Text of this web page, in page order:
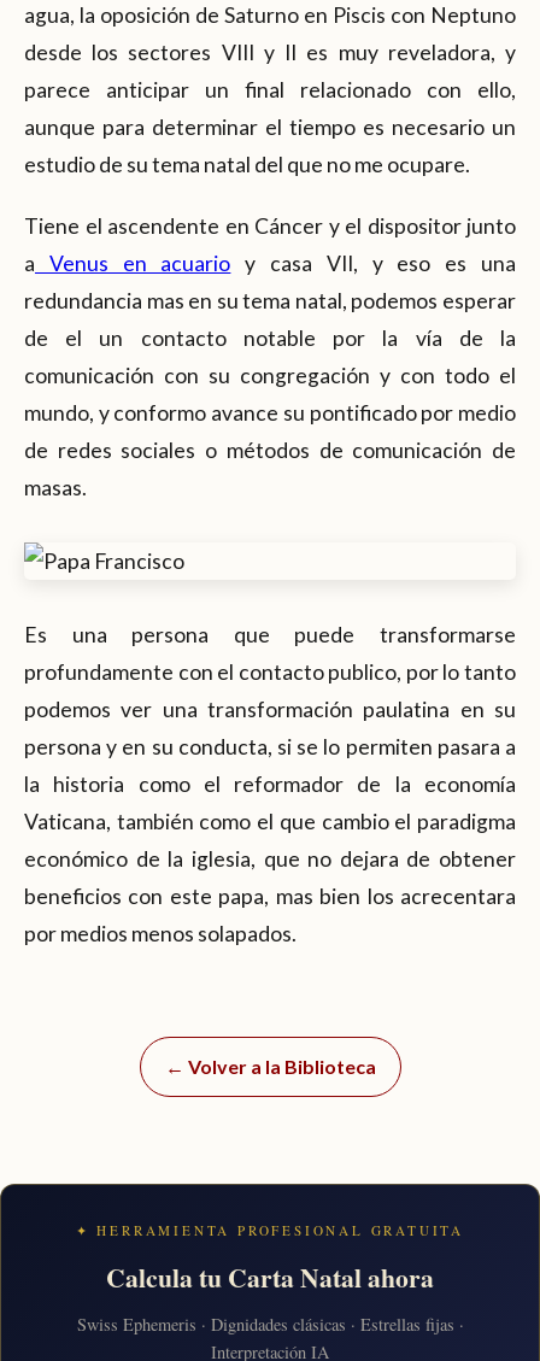
agua, la oposición de Saturno en Piscis con Neptuno
desde los sectores VIII y II es muy reveladora, y
parece anticipar un final relacionado con ello,
aunque para determinar el tiempo es necesario un
estudio de su tema natal del que no me ocupare.
Tiene el ascendente en Cáncer y el dispositor junto
a Venus en acuario y casa VII, y eso es una
redundancia mas en su tema natal, podemos esperar
de el un contacto notable por la vía de la
comunicación con su congregación y con todo el
mundo, y conformo avance su pontificado por medio
de redes sociales o métodos de comunicación de
masas.
Es una persona que puede transformarse
profundamente con el contacto publico, por lo tanto
podemos ver una transformación paulatina en su
persona y en su conducta, si se lo permiten pasara a
la historia como el reformador de la economía
Vaticana, también como el que cambio el paradigma
económico de la iglesia, que no dejara de obtener
beneficios con este papa, mas bien los acrecentara
por medios menos solapados.
← Volver a la Biblioteca
✦ HERRAMIENTA PROFESIONAL GRATUITA
Calcula tu Carta Natal ahora
Swiss Ephemeris · Dignidades clásicas · Estrellas fijas ·
Interpretación IA